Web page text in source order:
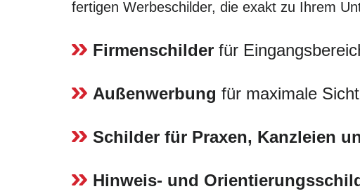
fertigen Werbeschilder, die exakt zu Ihrem
Firmenschilder für
Außenwerbung für maximale
Schilder für Praxen, Kanzleien
Hinweis- und